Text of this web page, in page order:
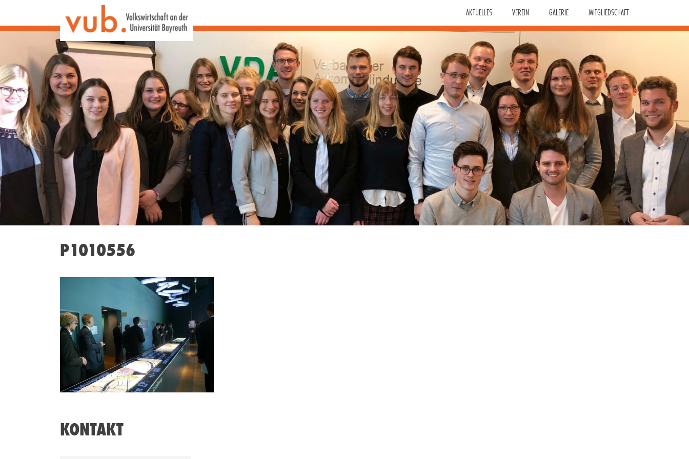
AKTUELLES VEREIN GALERIE MITGLIEDSCHAFT
P1010556
KONTAKT